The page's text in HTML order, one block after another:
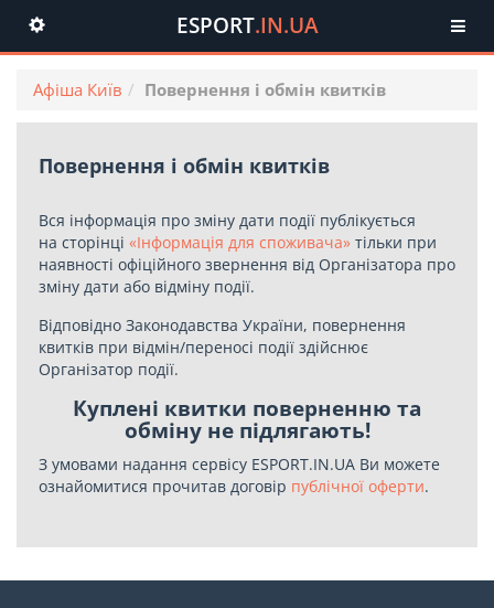
Toggle
navigation
ESPORT.IN.UA
Афіша Київ Повернення і обмін квитків
Повернення і обмін квитків
Вся інформація про зміну дати події публікується
на сторінці «Інформація для споживача» тільки при
наявності офіційного звернення від Організатора про
зміну дати або відміну події.
Відповідно Законодавства України, повернення
квитків при відмін/переносі події здійснює
Організатор події.
Куплені квитки поверненню та
обміну не підлягають!
З умовами надання сервісу ESPORT.IN.UA Ви можете
ознайомитися прочитав договір публічної оферти.